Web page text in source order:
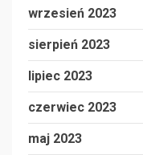
wrzesień 2023
sierpień 2023
lipiec 2023
czerwiec 2023
maj 2023